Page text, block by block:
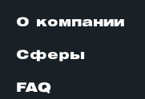
О компании
Сферы
FAQ